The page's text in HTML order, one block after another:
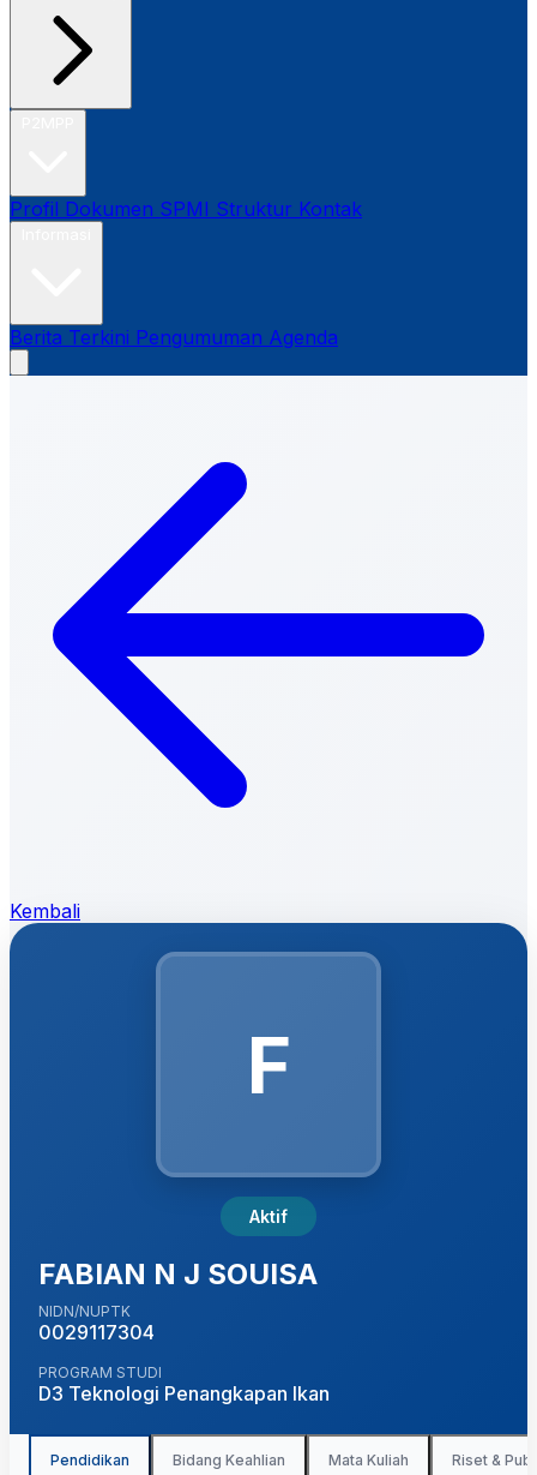
Profil Dokumen SPMI Struktur Kontak
Berita Terkini Pengumuman Agenda
Kembali
F
Aktif
FABIAN N J SOUISA
NIDN/NUPTK
0029117304
PROGRAM STUDI
D3 Teknologi Penangkapan Ikan
Pendidikan Bidang Keahlian Mata Kuliah Riset &